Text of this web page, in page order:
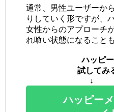
通常、男性ユーザーか
りしていく形ですが、
女性からのアプローチ
れ喰い状態になることも
ハッピ
試してみ
↓
ハッピー